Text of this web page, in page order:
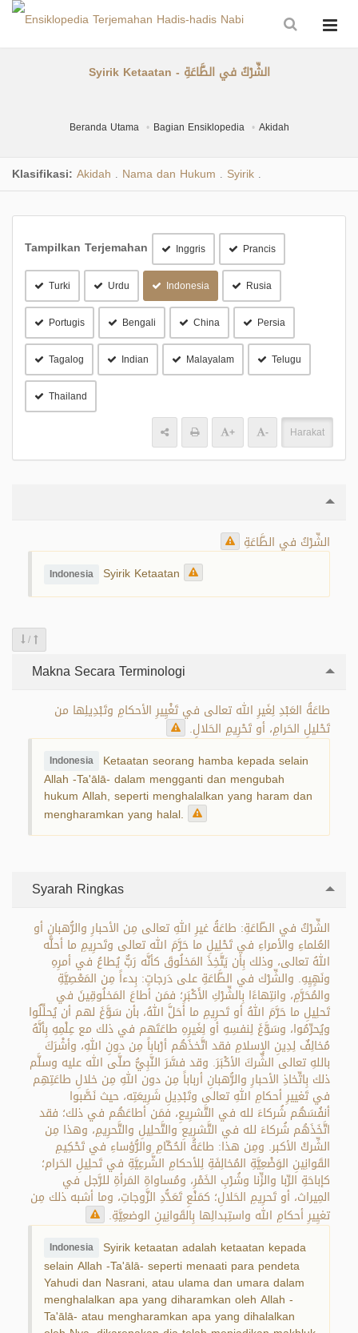
Syirik Ketaatan - الشِّرْكُ في الطَّاعَةِ
Beranda Utama Bagian Ensiklopedia Akidah
Klasifikasi: Akidah Nama dan Hukum Syirik
Tampilkan Terjemahan Inggris Prancis
Turki Urdu Indonesia Rusia
Portugis Bengali China Persia
Tagalog Indian Malayalam Telugu
Thailand
+ - Harakat
الشِّرْكُ في الطَّاعَةِ
Indonesia Syirik Ketaatan
/
Makna Secara Terminologi
طاعَةُ العَبْدِ لِغَيرِ الله تعالى في تَغْيِيرِ الأحكامِ وتَبْدِيلِها من
تَحْليلِ الحَرامِ، أو تَحْرِيمِ الحَلالِ.
Indonesia Ketaatan seorang hamba kepada selain
Allah -Ta'ālā- dalam mengganti dan mengubah
hukum Allah, seperti menghalalkan yang haram dan
mengharamkan yang halal.
Syarah Ringkas
الشِّرْكُ في الطّاعَةِ: طاعَةُ غيرِ اللهِ تعالى مِن الأحبارِ والرُّهبانِ أو
العُلماءِ والأمراءِ في تَحْلِيلِ ما حَرَّمَ الله تعالى وتَحرِيمِ ما أحلَّه
اللهُ تعالى، وذلك بِأن يَتَّخِذَ المَخلُوقَ كأنَّه رَبٌّ يُطاعُ في أمرِهِ
ونَهٍيِهِ. والشِّرْك في الطَّاعَةِ على دَرجاتٍ: بِدءاً مِن المَعْصِيَّةِ
والمُحَرَّمِ، وانتِهاءًا بِالشِّرْكِ الأَكْبَرِ؛ فمَن أطاعَ المَخلُوقِينَ في
تَحلِيلِ ما حَرَّمَ اللهُ أو تَحرِيمِ ما أحَلَّ اللهُ، بأن سَوَّغَ لهم أن يُحلِّلُوا
ويُحرِّمُوا، وسَوَّغَ لِنفسِهِ أو لِغَيرِهِ طاعَتَهم في ذلك مع عِلْمِهِ بِأنَّهُ
مُخالِفٌ لِدِينِ الإسلامِ فقد اتَّخذَهُم أرْباباً مِن دونِ اللهِ، وأشْرَكَ
باللهِ تعالى الشِّركَ الأكْبَرَ. وقد فسَّرَ النَّبِيُّ صلَّى الله عليه وسلَّم
ذلك بِاتِّخاذِ الأحبارِ والرُّهبانِ أرباباً مِن دون اللهِ مِن خلالِ طاعَتِهِم
في تَغييرِ أحكامِ اللهِ تعالى وتَبْدِيلِ شَرِيعَتِه، حيث نَصَّبوا
أنفُسَهُم شُركاءَ لله في التَّشرِيعِ، فمَن أطاعَهُم في ذلك؛ فقد
اتَّخَذَهُم شُركاءَ لله في التَّشرِيعِ والتَّحلِيلِ والتَّحرِيمِ، وهذا مِن
الشِّركْ الأكبر. ومِن هذا: طاعَةُ الحُكّامِ والرُّؤساءِ في تَحْكِيمِ
القَوانِينِ الوَضْعِيَّةِ المُخالِفَةِ لِلأحكامِ الشَّرعِيَّةِ في تَحلِيلِ الحَرام؛
كإباحَةِ الرِّبا والزِّنا وشُرْبِ الخَمْرِ، ومُساواةِ المَرأةِ للرَّجل في
المِيراث، أو تَحرِيمِ الحَلالِ؛ كمَنْعِ تَعَدُّدِ الزَّوجاتِ، وما أشبه ذلك مِن
تغيِيرِ أحكامِ الله واستِبدالِها بِالقَوانِينِ الوضعِيَّةِ.
Indonesia Syirik ketaatan adalah ketaatan kepada
selain Allah -Ta'ālā- seperti menaati para pendeta
Yahudi dan Nasrani, atau ulama dan umara dalam
menghalalkan apa yang diharamkan oleh Allah -
Ta'ālā- atau mengharamkan apa yang dihalalkan